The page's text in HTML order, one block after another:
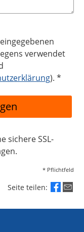
verwendet
). *
sichere SSL-
* Pflichtfeld
Seite teilen: